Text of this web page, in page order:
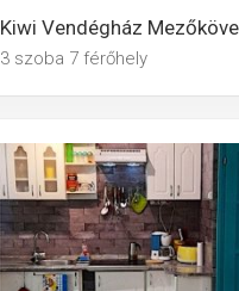
Kiwi Vendégház
3 szoba 7 férőhely